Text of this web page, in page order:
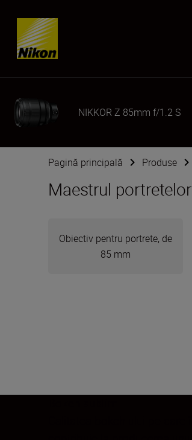
Skip content
NIKKOR Z 85mm f/1.2 S
Pagină principală Produse
Maestrul portretelor
Obiectiv pentru portrete, de
85 mm